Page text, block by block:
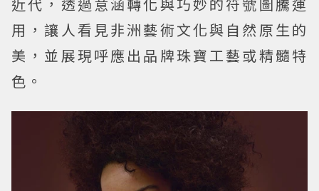
用，讓人看見非洲藝術文化與自然原生的
美，並展現呼應出品牌珠寶工藝或精髓特
色。